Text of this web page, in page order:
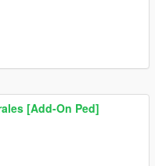
[Add-On Ped]